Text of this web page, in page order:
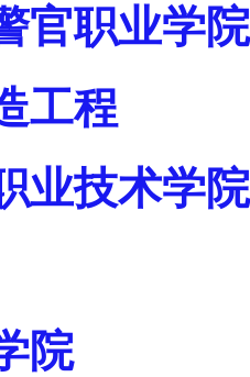
官职业学院
工程
业技术学院
院